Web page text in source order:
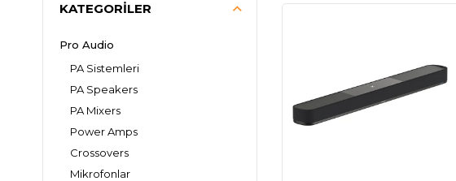
KATEGORILER
Pro Audio
PA Sistemleri
PA Speakers
PA Mixers
Power Amps
Crossovers
Mikrofonlar